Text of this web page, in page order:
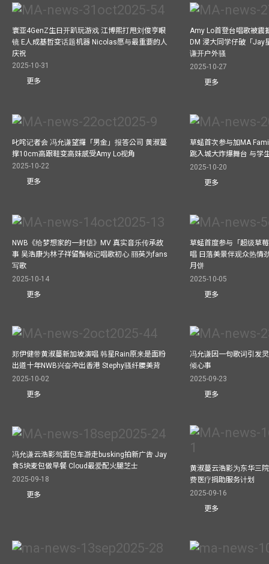
寰亚4GenZ生日开趴玩游戏 江博熙打甩刘俊亨眼
镜 E人成基哲变话题机器 Nicolas愿与最重要的人
庆祝
2025-10-31
更多
Amy Lo首登台唱歌被震
DM 浸大同学仔破「Jay
谦开户外骚
2025-10-27
更多
叱咤记者会 冯允谦望攞「男金」报答公司 黄淑蔓
撑10cm高跟鞋变高妹感受Amy Lo视角
2025-10-22
更多
草蜢首次参与加MA
跳入城大炸爆舞台 与学
2025-10-20
更多
NWB《给梦想家的一封信》MV 真实音乐传承故
事 吴浩康为林子祥留鬚铭记唱歌初心 丽英为fans
写歌
2025-10-14
更多
草蜢首度参与「超级草
唱 日落美景伴观众热情
月饼
2025-10-05
更多
郑伊健带黄淑蔓新加坡演唱 韩星Rain原来是面粉
出道十年NWB兴奋冲出香港 Stephy骚纤腰美背
2025-10-02
更多
冯允谦因一句歌词引发
倾心事
2025-09-23
更多
冯允谦云浩影驾面包车游走busking拍新广告 Jay
食5块麦包做早餐 Cloud最爱配火腿芝士
2025-09-18
更多
黄淑蔓云浩影为东华三
费医疗捐助服务计划
2025-09-16
更多